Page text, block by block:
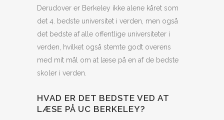
Derudover er Berkeley ikke alene kåret som
det 4. bedste universitet i verden, men også
det bedste af alle offentlige universiteter i
verden, hvilket også stemte godt overens
med mit mål om at læse på en af de bedste
skoler i verden.
HVAD ER DET BEDSTE VED AT
LÆSE PÅ UC BERKELEY?